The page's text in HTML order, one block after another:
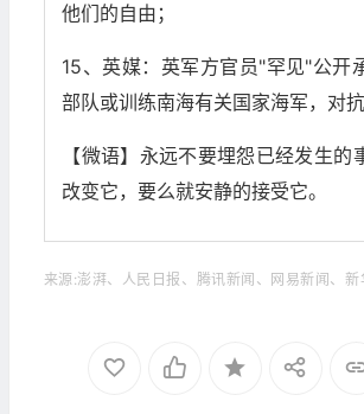
他们的自由；
15、英媒：英军方官员"罕见"公开
部队或训练南海有关国家海军，对抗
【微语】永远不要埋怨已经发生的
改变它，要么就安静的接受它。
来源:澎湃、人民日报、腾讯新闻、网易新闻、